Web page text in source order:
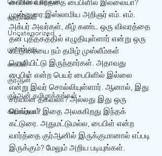
ஹதீஸ்கள்
Uncategorized
முஹம்மது
பைபிள்
குர்‍ஆன்
குர்‍ஆன் தமிழாக்கங்கள்
கிறிஸ்தவம்
பைபிள் வார்த்தை பைபிளில் இல்லையா?
முன்னுரை:இஸ்லாமிய அறிஞர் எம். எம்.
அக்பர் அவர்கள், கீழ் கண்ட ஒரு விவரத்தை
தன் புத்தகத்தில் எழுதியுள்ளார் என்று ஒரு
கட்டுரையை நம் தமிழ் முஸ்லீம்கள்
வெளியிட்டு இருந்தார்கள். அதாவது
பைபிள் என்ற பெயர் பைபிளில் இல்லை
என்று இவர் சொல்லியுள்ளார். ஆனால், இது
சரியான தகவலா? அல்லது இது ஒரு
பொய்யா? இதை அலசுகிறது இந்தக்
கட்டுரை. அதுமட்டுமல்ல, பைபிள் என்ற
வார்த்தை குர்‍ஆனில் இருக்குமானால் எப்படி
இருக்கும்? மேலும் அறிய படியுங்கள்.